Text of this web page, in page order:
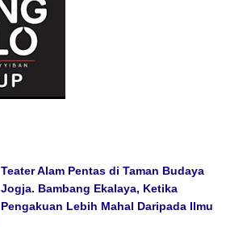
Teater Alam Pentas di Taman Budaya
Jogja. Bambang Ekalaya, Ketika
Pengakuan Lebih Mahal Daripada Ilmu